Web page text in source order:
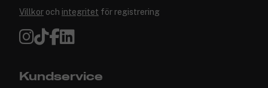
Villkor och integritet för registrering
Kundservice